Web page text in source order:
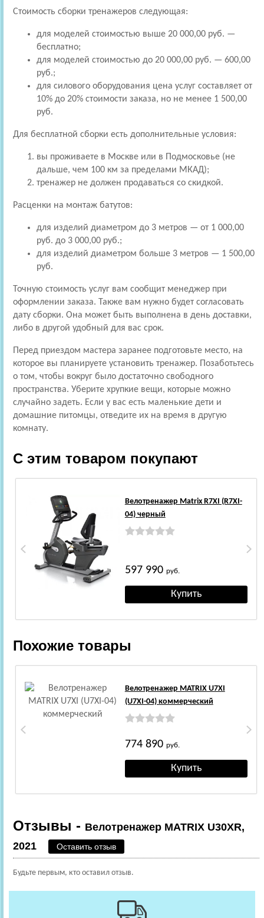
Стоимость сборки тренажеров следующая:
для моделей стоимостью выше 20 000,00 руб. —
бесплатно;
для моделей стоимостью до 20 000,00 руб. — 600,00
руб.;
для силового оборудования цена услуг составляет от
10% до 20% стоимости заказа, но не менее 1 500,00
руб.
Для бесплатной сборки есть дополнительные условия:
вы проживаете в Москве или в Подмосковье (не
дальше, чем 100 км за пределами МКАД);
тренажер не должен продаваться со скидкой.
Расценки на монтаж батутов:
для изделий диаметром до 3 метров — от 1 000,00
руб. до 3 000,00 руб.;
для изделий диаметром больше 3 метров — 1 500,00
руб.
Точную стоимость услуг вам сообщит менеджер при
оформлении заказа. Также вам нужно будет согласовать
дату сборки. Она может быть выполнена в день доставки,
либо в другой удобный для вас срок.
Перед приездом мастера заранее подготовьте место, на
которое вы планируете установить тренажер. Позаботьтесь
о том, чтобы вокруг было достаточно свободного
пространства. Уберите хрупкие вещи, которые можно
случайно задеть. Если у вас есть маленькие дети и
домашние питомцы, отведите их на время в другую
комнату.
С этим товаром покупают
Велотренажер Matrix R7XI (R7XI-
04) черный
597 990 руб.
Похожие товары
Велотренажер MATRIX U7XI
(U7XI-04) коммерческий
774 890 руб.
Отзывы - Велотренажер MATRIX U30XR,
2021
Оставить отзыв
Будьте первым, кто оставил отзыв.